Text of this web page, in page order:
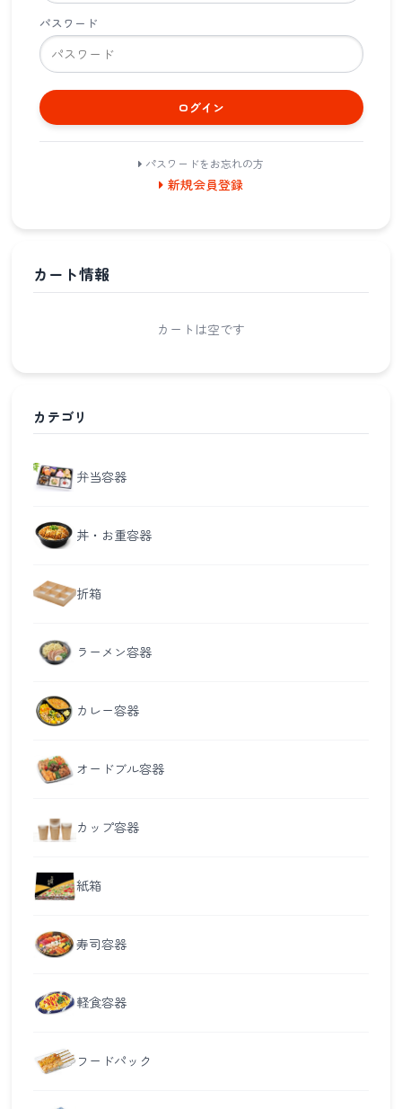
パスワード
ログイン
パスワードをお忘れの方
新規会員登録
カート情報
カートは空です
カテゴリ
弁当容器
丼・お重容器
折箱
ラーメン容器
カレー容器
オードブル容器
カップ容器
紙箱
寿司容器
軽食容器
フードパック